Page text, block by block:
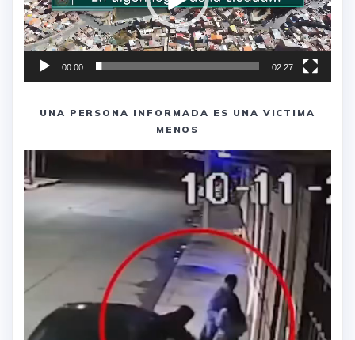
00:00 02:27
UNA PERSONA INFORMADA ES UNA VICTIMA
MENOS
Reproductor
de
vídeo